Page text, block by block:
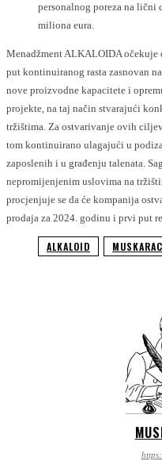
personalnog poreza na
miliona eura.
Меnadžment ALKALOIDA očekuje
put kontinuiranog rasta zasnovan
nove proizvodne kapacitete i
projekte, na taj način stvarajući
tržištima. Za ostvarivanje ovih
tom kontinuirano ulagajući u
zaposlenih i u građenju talenata.
nepromijenjenim uslovima na
procjenjuje se da će kompanija
prodaja za 2024. godinu i prvi put
ALKALOID